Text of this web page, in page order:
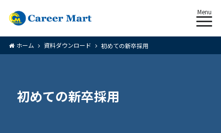
Menu
ホーム 資料ダウンロード 初めての新卒採用
初めての新卒採用